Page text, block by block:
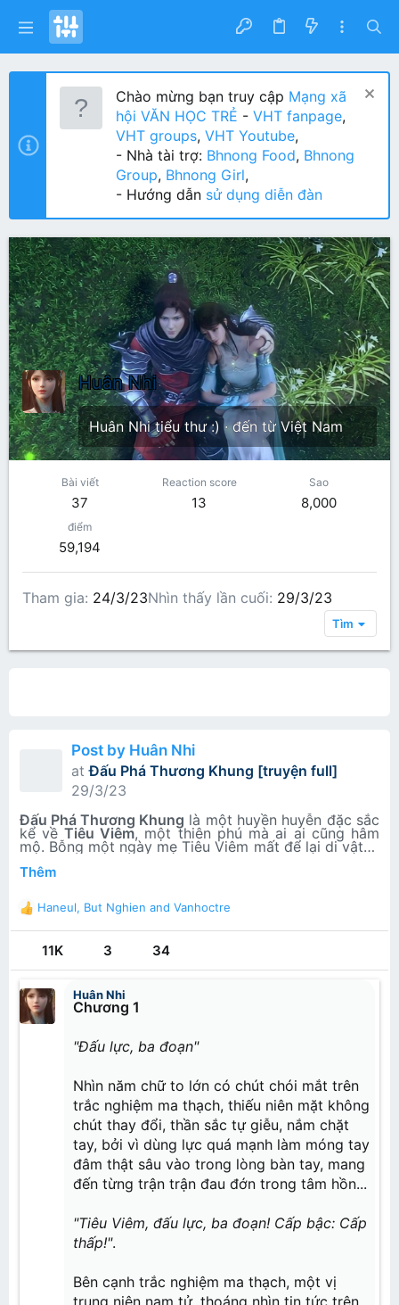
Chào mừng bạn truy cập Mạng xã
hội VĂN HỌC TRẺ - VHT fanpage,
VHT groups, VHT Youtube,
- Nhà tài trợ: Bhnong Food, Bhnong
Group, Bhnong Girl,
- Hướng dẫn sử dụng diễn đàn
Huân Nhi
Huân Nhi tiểu thư :) · đến từ Việt Nam
Bài viết
37
Reaction score
13
Sao
8,000
điểm
59,194
Tham gia 24/3/23Nhìn thấy lần cuối 29/3/23
Tìm
Post by Huân Nhi
at Đấu Phá Thương Khung [truyện full]
29/3/23
Đấu Phá Thương Khung là một huyền huyễn đặc sắc
kể về Tiêu Viêm, một thiên phú mà ai ai cũng hâm
mộ. Bỗng một ngày mẹ Tiêu Viêm mất để lại di vật là
Viêm đã mất đi thiên phú tu luyện của mình. Từ thiên
thê thẳng thừng từ hôn, làm dấy lên ý chí nam nhi
của mình.
hắc giới chỉ Tiêu Viêm gặp được hồn của Dược Lão
(Dược Trần – Dược tôn giả) 1 đại luyện dược tông sư
củađấu khí đại lục, cùng mối tình thủy chung từ bạn
Tác giả:​
Thiên Tàm Thổ Đậu
Tiên Hiệp, Dị Giới, Huyền Huyễn
Chương 1: Thiên tài rơi rụng
Chương 2: Đấu khí đại lục
Chương 3: Khách nhân
Chương 4: Vân Lam tông
Chương 6: Luyện dược sư
Chương 7: Hưu!
Chương 8: Thần bí đích lão giả
Chương 9: Dược lão
Chương 10: Tá tiễn
Chương 11: Phường thị
Chương 12: Li hắn viễn điểm
Chương 13: Hắc thiết phiến
Chương 14: Hấp chưởng
Chương 16: Tiêu Trữ
Chương 17: Xung đột
Chương 18: Huyền giai cao cấp đấu kĩ
Chương 20: Phách mại
Thêm
R
e
i
o
n
Haneul, But Nghien and Vanhoctre
11K 3 34
Huân Nhi
Chương 1
"Đấu lực, ba đoạn"
Nhìn năm chữ to lớn có chút chói mắt trên
trắc nghiệm ma thạch, thiếu niên mặt không
chút thay đổi, thần sắc tự giễu, nắm chặt
tay, bởi vì dùng lực quá mạnh làm móng tay
đâm thật sâu vào trong lòng bàn tay, mang
đến từng trận trận đau đớn trong tâm hồn...
"Tiêu Viêm, đấu lực, ba đoạn! Cấp bậc: Cấp
thấp!".
Bên cạnh trắc nghiệm ma thạch, một vị
trung niên nam tử, thoáng nhìn tin tức trên